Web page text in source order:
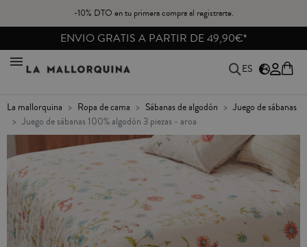
-10% DTO en tu primera compra al registrarte.
ENVIO GRATIS A PARTIR DE 49,90€*
ES
la mallorquina ropa de cama sábanas de algodón
juego de sábanas
juego de sábanas 100% algodón 3 piezas - aroa